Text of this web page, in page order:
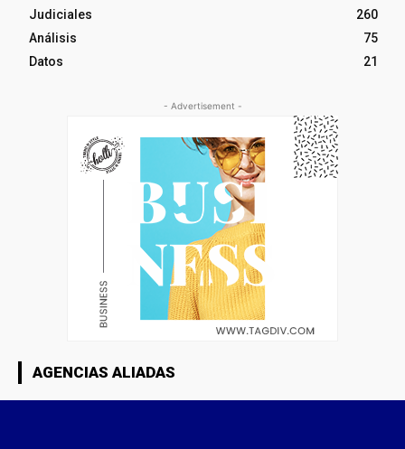
Judiciales
260
Análisis
75
Datos
21
- Advertisement -
AGENCIAS ALIADAS